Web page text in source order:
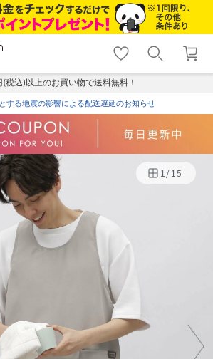
shopping_cart lock_outline
ログイン
税込)以上のお買い物で送料無料！
する地震の影響による配送遅延のお知らせ
1/15